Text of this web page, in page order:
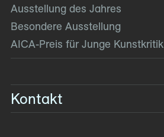
Ausstellung des Jahres
Besondere Ausstellung
AICA-Preis für Junge Kunstkritik
Kontakt